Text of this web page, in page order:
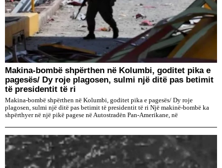
Makina-bombë shpërthen në Kolumbi, goditet pika e
pagesës/ Dy roje plagosen, sulmi një ditë pas betimit
të presidentit të ri
Makina-bombë shpërthen në Kolumbi, goditet pika e pagesës/ Dy roje
plagosen, sulmi një ditë pas betimit të presidentit të ri Një makinë-bombë ka
shpërthyer në një pikë pagese në Autostradën Pan-Amerikane, në